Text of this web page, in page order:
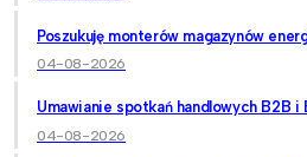
Poszukuję monterów magazynów
04-08-2026
Umawianie spotkań handlowych B2B i
04-08-2026